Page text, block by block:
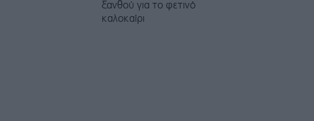
ξανθού για το φετινό
καλοκαίρι